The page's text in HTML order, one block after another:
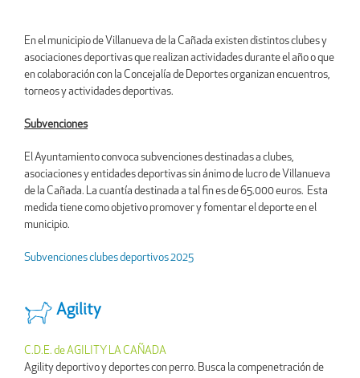
En el municipio de Villanueva de la Cañada existen distintos clubes y
asociaciones deportivas que realizan actividades durante el año o que
en colaboración con la Concejalía de Deportes organizan encuentros,
torneos y actividades deportivas.
Subvenciones
El Ayuntamiento convoca subvenciones destinadas a clubes,
asociaciones y entidades deportivas sin ánimo de lucro de Villanueva
de la Cañada. La cuantía destinada a tal fin es de 65.000 euros. Esta
medida tiene como objetivo promover y fomentar el deporte en el
municipio.
Subvenciones clubes deportivos 2025
Agility
C.D.E. de AGILITY LA CAÑADA
Agility deportivo y deportes con perro. Busca la compenetración de